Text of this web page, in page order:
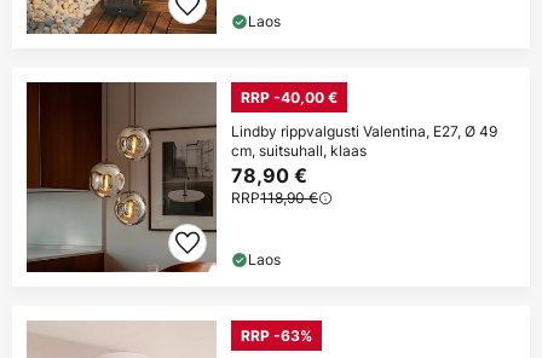
Laos
RRP -40,00 €
Lindby rippvalgusti Valentina, E27, Ø 49
cm, suitsuhall, klaas
78,90 €
RRP118,90 €
Laos
RRP -63%